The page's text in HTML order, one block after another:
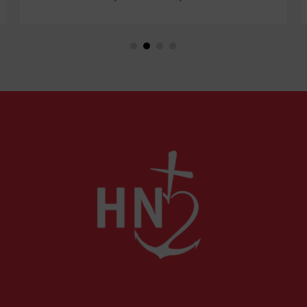
récents événements aux Pays-Bas ou en
rester chez eux, comme l'a rappelé Léon XIV